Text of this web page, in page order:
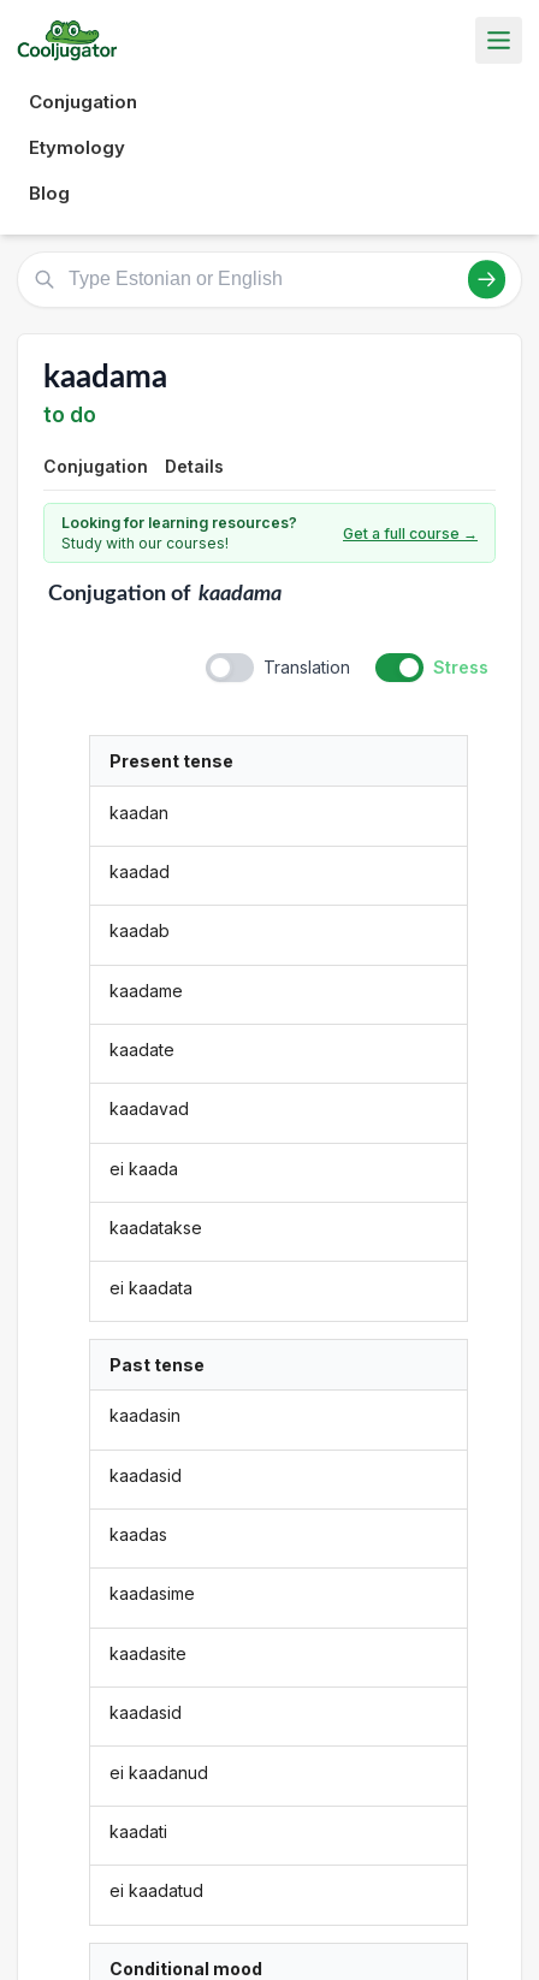
Conjugation
Etymology
Blog
kaadama
to do
Conjugation Details
Looking for learning resources?
Study with our courses!
Get a full course →
Conjugationof kaadama
Translation Stress
Present tense
kaadan
kaadad
kaadab
kaadame
kaadate
kaadavad
ei kaada
kaadatakse
ei kaadata
Past tense
kaadasin
kaadasid
kaadas
kaadasime
kaadasite
kaadasid
ei kaadanud
kaadati
ei kaadatud
Conditional mood